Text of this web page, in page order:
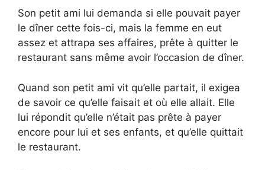
Son petit ami lui demanda si elle pouvait payer
le dîner cette fois-ci, mais la femme en eut
assez et attrapa ses affaires, prête à quitter le
restaurant sans même avoir l’occasion de dîner.
Quand son petit ami vit qu’elle partait, il exigea
de savoir ce qu’elle faisait et où elle allait. Elle
lui répondit qu’elle n’était pas prête à payer
encore pour lui et ses enfants, et qu’elle quittait
le restaurant.